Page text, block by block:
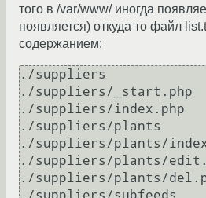
того в /var/www/ иногда
появляется) откуда то файл
содержанием:
./suppliers
./suppliers/_start.php
./suppliers/index.php
./suppliers/plants
./suppliers/plants/
./suppliers/plants/
./suppliers/plants/